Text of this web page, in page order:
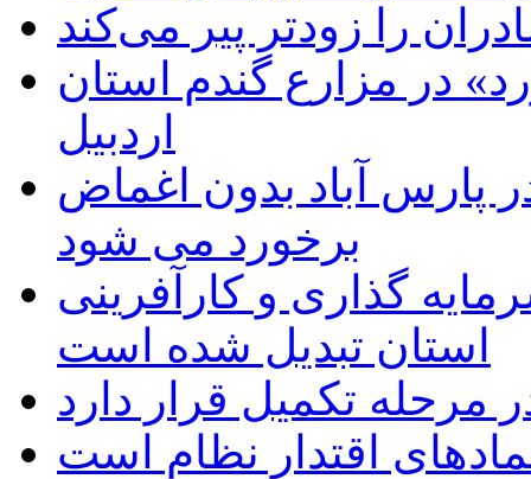
را زودتر پیر می‌کند
در مزارع گندم استان
اردبیل
پارس آباد بدون اغماض
برخورد می شود
گذاری و کارآفرینی
استان تبدیل شده است
مرحله تکمیل قرار دارد
اقتدار نظام است